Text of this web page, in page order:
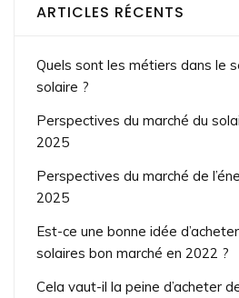
ARTICLES RÉCENTS
Quels sont les métiers dans le
solaire ?
Perspectives du marché du
2025
Perspectives du marché de
2025
Est-ce une bonne idée
solaires bon marché en 2022 ?
Cela vaut-il la peine d’acheter